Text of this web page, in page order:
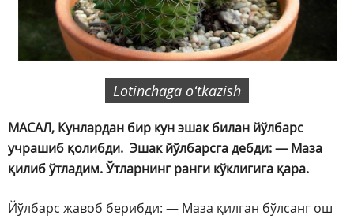
Lotinchaga oʻtkazish
МАСАЛ, Кунлардан бир кун эшак билан йўлбарс
учрашиб қолибди. Эшак йўлбарсга дебди: — Маза
қилиб ўтладим. Ўтларнинг ранги кўклигига қара.
Йўлбарс жавоб берибди: — Маза қилган бўлсанг ош